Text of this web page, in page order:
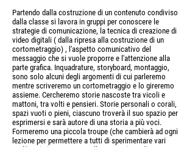
Partendo dalla costruzione di un contenuto condiviso
dalla classe si lavora in gruppi per conoscere le
strategie di comunicazione, la tecnica di creazione di
video digitali ( dalla ripresa alla costruzione di un
cortometraggio) , l'aspetto comunicativo del
messaggio che si vuole proporre e l'attenzione alla
parte grafica. Inquadrature, storyboard, montaggio,
sono solo alcuni degli argomenti di cui parleremo
mentre scriveremo un cortometraggio e lo gireremo
assieme. Cercheremo storie nascoste tra vicoli e
mattoni, tra volti e pensieri. Storie personali o corali,
spazi vuoti o pieni, ciascuno troverà il suo spazio per
esprimersi e sarà autore di una storia a più voci.
Formeremo una piccola troupe (che cambierà ad ogni
lezione per permettere a tutti di sperimentare vari